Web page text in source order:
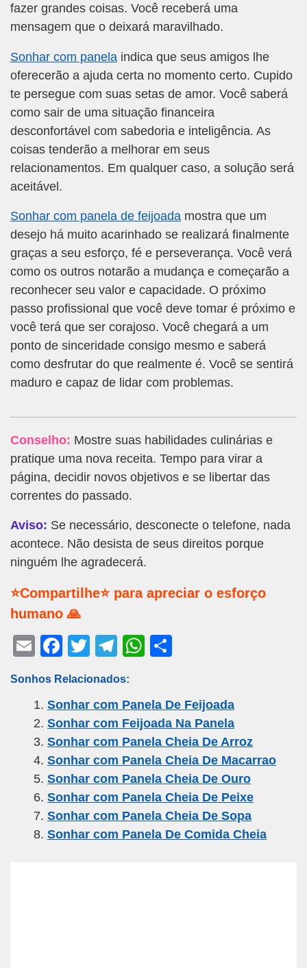
fazer grandes coisas. Você receberá uma
mensagem que o deixará maravilhado.
Sonhar com panela indica que seus amigos lhe
oferecerão a ajuda certa no momento certo. Cupido
te persegue com suas setas de amor. Você saberá
como sair de uma situação financeira
desconfortável com sabedoria e inteligência. As
coisas tenderão a melhorar em seus
relacionamentos. Em qualquer caso, a solução será
aceitável.
Sonhar com panela de feijoada mostra que um
desejo há muito acarinhado se realizará finalmente
graças a seu esforço, fé e perseverança. Você verá
como os outros notarão a mudança e começarão a
reconhecer seu valor e capacidade. O próximo
passo profissional que você deve tomar é próximo e
você terá que ser corajoso. Você chegará a um
ponto de sinceridade consigo mesmo e saberá
como desfrutar do que realmente é. Você se sentirá
maduro e capaz de lidar com problemas.
Conselho: Mostre suas habilidades culinárias e
pratique uma nova receita. Tempo para virar a
página, decidir novos objetivos e se libertar das
correntes do passado.
Aviso: Se necessário, desconecte o telefone, nada
acontece. Não desista de seus direitos porque
ninguém lhe agradecerá.
⭐Compartilhe⭐ para apreciar o esforço
humano 🙏
E
ail
F
a
c
e
b
o
o
k
T
tt
er
T
e
gr
a
m
W
s
A
p
p
e
Sonhos Relacionados:
Sonhar com Panela De Feijoada
Sonhar com Feijoada Na Panela
Sonhar com Panela Cheia De Arroz
Sonhar com Panela Cheia De Macarrao
Sonhar com Panela Cheia De Ouro
Sonhar com Panela Cheia De Peixe
Sonhar com Panela Cheia De Sopa
Sonhar com Panela De Comida Cheia